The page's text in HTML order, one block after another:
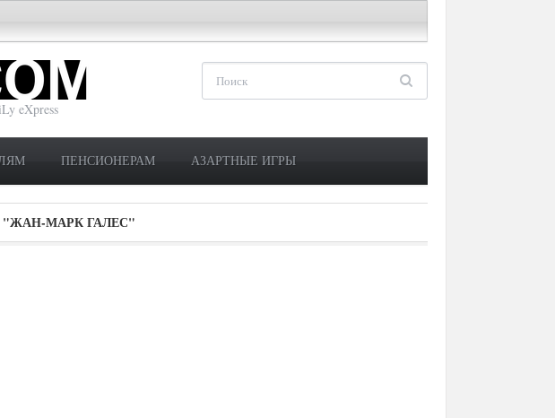
eXpress
ПЕНСИОНЕРАМ АЗАРТНЫЕ ИГРЫ
"ЖАН-МАРК ГАЛЕС"